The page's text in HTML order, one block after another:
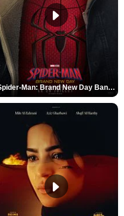
Spider-Man: Brand New Day Bande-annonce VO STFR